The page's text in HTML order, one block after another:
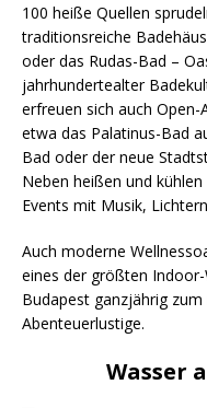
100 heiße Quellen
traditionsreiche
oder das Rudas-Bad –
jahrhundertealter
erfreuen sich auch
etwa das Palatinus-Bad
Bad oder der neue
Neben heißen und
Events mit Musik,
Auch moderne
eines der größten
Budapest ganzjährig
Abenteuerlustige.
Wasser